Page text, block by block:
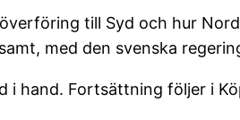
till Syd och hur
med den svenska
i hand. Fortsättning följer i